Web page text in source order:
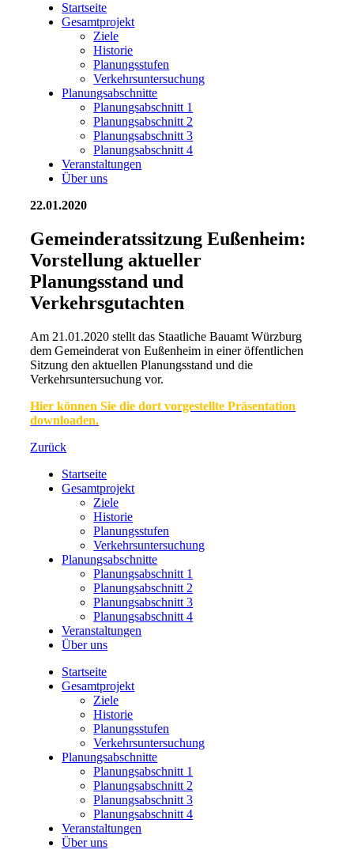
Startseite
Gesamtprojekt
Ziele
Historie
Planungsstufen
Verkehrsuntersuchung
Planungsabschnitte
Planungsabschnitt 1
Planungsabschnitt 2
Planungsabschnitt 3
Planungsabschnitt 4
Veranstaltungen
Über uns
22.01.2020
Gemeinderatssitzung Eußenheim:
Vorstellung aktueller
Planungsstand und
Verkehrsgutachten
Am 21.01.2020 stellt das Staatliche Bauamt Würzburg
dem Gemeinderat von Eußenheim in einer öffentlichen
Sitzung den aktuellen Planungsstand und die
Verkehrsuntersuchung vor.
Hier können Sie die dort vorgestellte Präsentation
downloaden.
Zurück
Startseite
Gesamtprojekt
Ziele
Historie
Planungsstufen
Verkehrsuntersuchung
Planungsabschnitte
Planungsabschnitt 1
Planungsabschnitt 2
Planungsabschnitt 3
Planungsabschnitt 4
Veranstaltungen
Über uns
Startseite
Gesamtprojekt
Ziele
Historie
Planungsstufen
Verkehrsuntersuchung
Planungsabschnitte
Planungsabschnitt 1
Planungsabschnitt 2
Planungsabschnitt 3
Planungsabschnitt 4
Veranstaltungen
Über uns